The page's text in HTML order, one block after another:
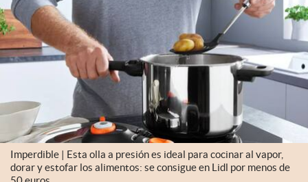
Imperdible | Esta olla a presión es ideal para cocinar al vapor,
dorar y estofar los alimentos: se consigue en Lidl por menos de